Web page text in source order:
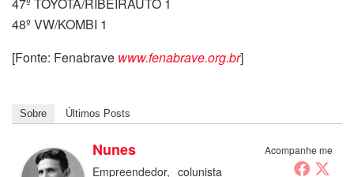
48º VW/KOMBI 1
[Fonte: Fenabrave www.fenabrave.org.br]
Sobre Últimos Posts
Acompanhe me
Nunes
Empreendedor, colunista